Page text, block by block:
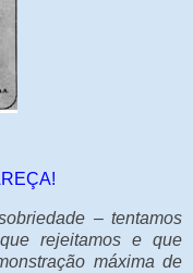
– tentamos
rejeitamos e que
máxima de